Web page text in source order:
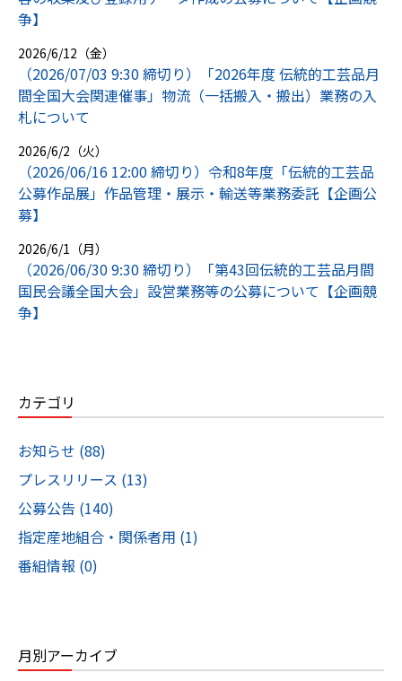
争】
2026/6/12（金）
（2026/07/03 9:30 締切り）「2026年度 伝統的工芸品月
間全国大会関連催事」物流（一括搬入・搬出）業務の入
札について
2026/6/2（火）
（2026/06/16 12:00 締切り）令和8年度「伝統的工芸品
公募作品展」作品管理・展示・輸送等業務委託【企画公
募】
2026/6/1（月）
（2026/06/30 9:30 締切り）「第43回伝統的工芸品月間
国民会議全国大会」設営業務等の公募について【企画競
争】
カテゴリ
お知らせ (88)
プレスリリース (13)
公募公告 (140)
指定産地組合・関係者用 (1)
番組情報 (0)
月別アーカイブ